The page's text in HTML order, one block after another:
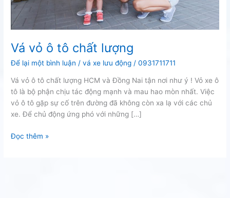
Vá vỏ ô tô chất lượng
Để lại một bình luận /vá xe lưu động /0931711711
Vá vỏ ô tô chất lượng HCM và Đồng Nai tận nơi như ý ! Vỏ xe ô
tô là bộ phận chịu tác động mạnh và mau hao mòn nhất. Việc
vỏ ô tô gặp sự cố trên đường đã không còn xa lạ với các chủ
xe. Để chủ động ứng phó với những […]
Vá
Đọc thêm »